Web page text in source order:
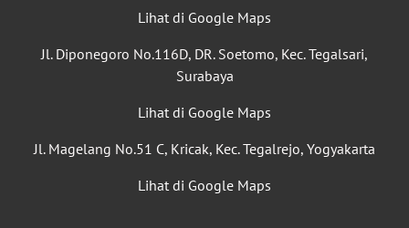
Lihat di Google Maps
Jl. Diponegoro No.116D, DR. Soetomo, Kec. Tegalsari,
Surabaya
Lihat di Google Maps
Jl. Magelang No.51 C, Kricak, Kec. Tegalrejo, Yogyakarta
Lihat di Google Maps